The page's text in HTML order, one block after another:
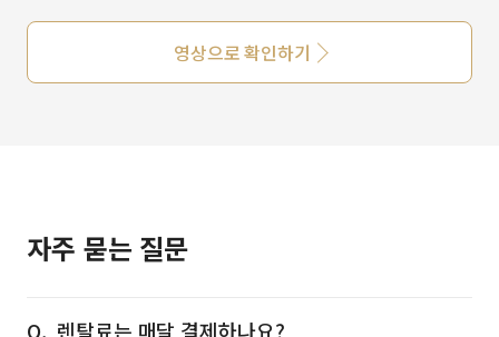
영상으로 확인하기
자주 묻는 질문
렌탈료는 매달 결제하나요?